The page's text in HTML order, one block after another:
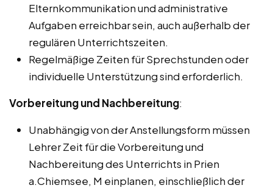
Elternkommunikation und administrative
Aufgaben erreichbar sein, auch außerhalb der
regulären Unterrichtszeiten.
Regelmäßige Zeiten für Sprechstunden oder
individuelle Unterstützung sind erforderlich.
Vorbereitung und Nachbereitung:
Unabhängig von der Anstellungsform müssen
Lehrer Zeit für die Vorbereitung und
Nachbereitung des Unterrichts in Prien
a.Chiemsee, M einplanen, einschließlich der